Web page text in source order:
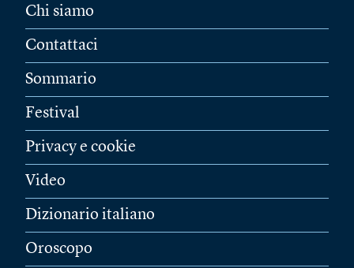
Chi siamo
Contattaci
Sommario
Festival
Privacy e cookie
Video
Dizionario italiano
Oroscopo